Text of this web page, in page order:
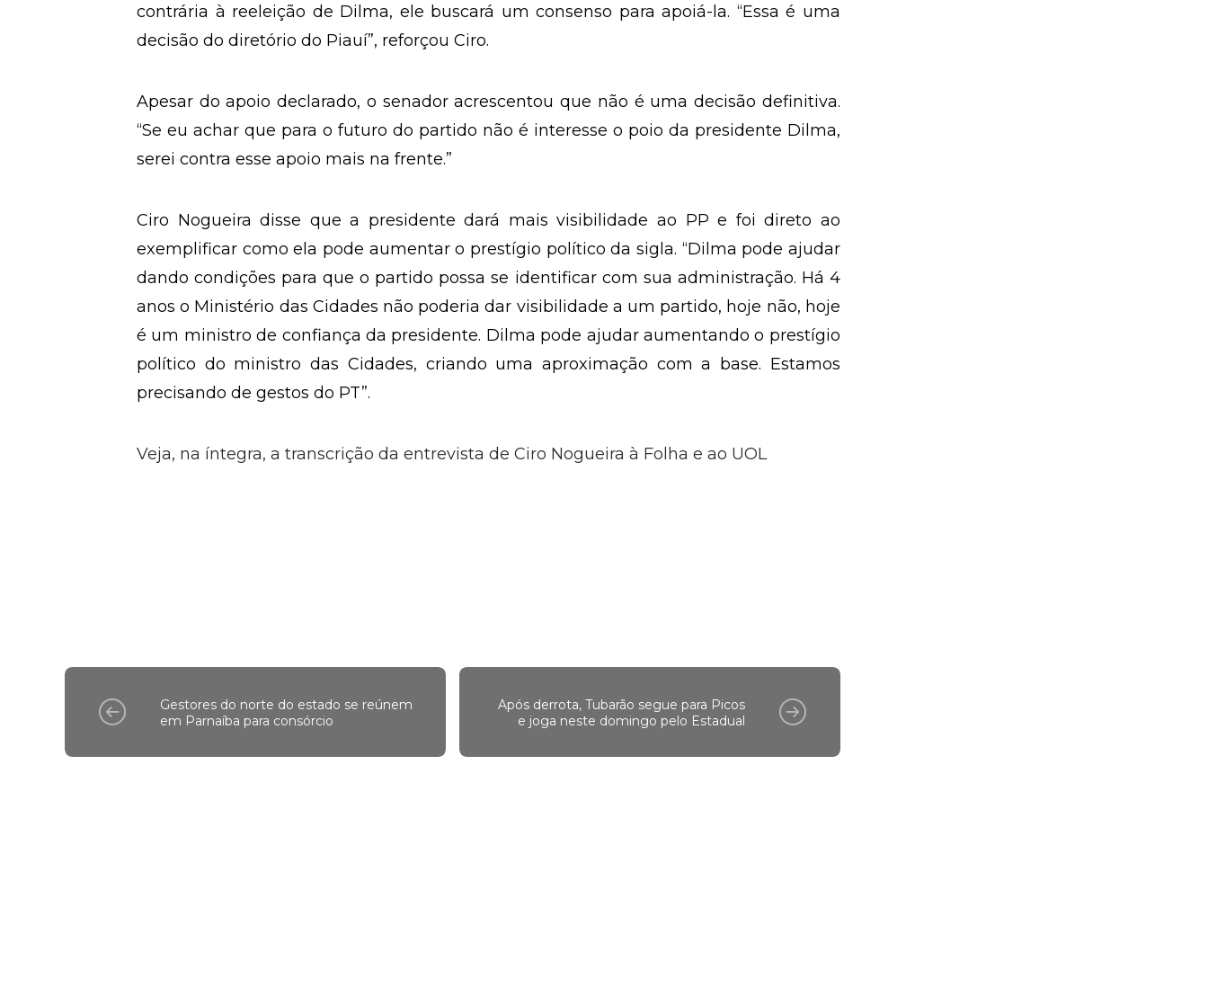
contrária à reeleição de Dilma, ele buscará um consenso para apoiá-la. “Essa é uma
decisão do diretório do Piauí”, reforçou Ciro.
Apesar do apoio declarado, o senador acrescentou que não é uma decisão definitiva.
“Se eu achar que para o futuro do partido não é interesse o poio da presidente Dilma,
serei contra esse apoio mais na frente.”
Ciro Nogueira disse que a presidente dará mais visibilidade ao PP e foi direto ao
exemplificar como ela pode aumentar o prestígio político da sigla. “Dilma pode ajudar
dando condições para que o partido possa se identificar com sua administração. Há 4
anos o Ministério das Cidades não poderia dar visibilidade a um partido, hoje não, hoje
é um ministro de confiança da presidente. Dilma pode ajudar aumentando o prestígio
político do ministro das Cidades, criando uma aproximação com a base. Estamos
precisando de gestos do PT”.
Veja, na íntegra, a transcrição da entrevista de Ciro Nogueira à Folha e ao UOL
Gestores do norte do estado se reúnem
em Parnaíba para consórcio
Após derrota, Tubarão segue para Picos
e joga neste domingo pelo Estadual